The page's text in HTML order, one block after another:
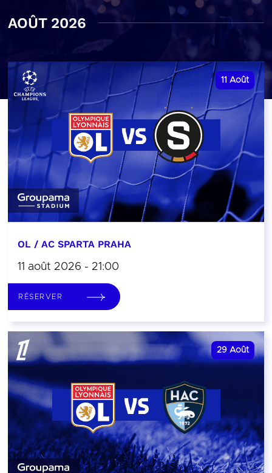
AOÛT 2026
11 Août
OL / AC SPARTA PRAHA
11 août 2026 - 21:00
RÉSERVER
29 Août